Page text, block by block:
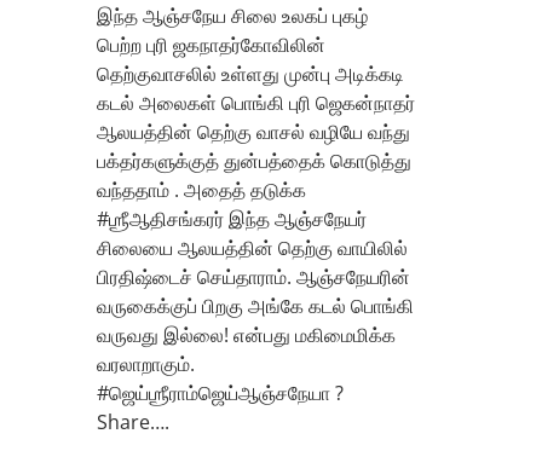
இந்த ஆஞ்சநேய சிலை உலகப் புகழ்
பெற்ற புரி ஜகநாதர்கோவிலின்
தெற்குவாசலில் உள்ளது முன்பு அடிக்கடி
கடல் அலைகள் பொங்கி புரி ஜெகன்நாதர்
ஆலயத்தின் தெற்கு வாசல் வழியே வந்து
பக்தர்களுக்குத் துன்பத்தைக் கொடுத்து
வந்ததாம் . அதைத் தடுக்க
#ஶ்ரீஆதிசங்கரர் இந்த ஆஞ்சநேயர்
சிலையை ஆலயத்தின் தெற்கு வாயிலில்
பிரதிஷ்டைச் செய்தாராம். ஆஞ்சநேயரின்
வருகைக்குப் பிறகு அங்கே கடல் பொங்கி
வருவது இல்லை! என்பது மகிமைமிக்க
வரலாறாகும்.
#ஜெய்ஶ்ரீராம்ஜெய்ஆஞ்சநேயா ?
Share….